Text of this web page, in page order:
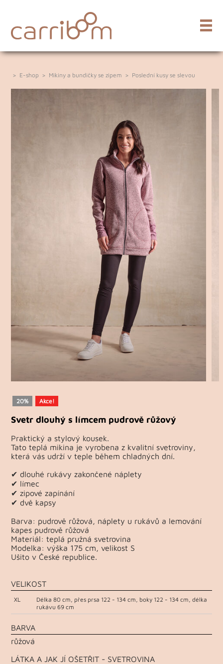
> E-shop > Mikiny a bundičky se zipem > Poslední kusy se slevou
20% Akce!
Svetr dlouhý s límcem pudrově růžový
Praktický a stylový kousek.
Tato teplá mikina je vyrobena z kvalitní svetroviny,
která vás udrží v teple během chladných dní.
✔ dlouhé rukávy zakončené náplety
✔ límec
✔ zipové zapínání
✔ dvě kapsy
Barva: pudrově růžová, náplety u rukávů a lemování
kapes pudrově růžová
Materiál: teplá pružná svetrovina
Modelka: výška 175 cm, velikost S
Ušito v České republice.
VELIKOST
XL
Délka 80 cm, přes prsa 122 - 134 cm, boky 122 - 134 cm, délka
rukávu 69 cm
BARVA
růžová
LÁTKA A JAK JÍ OŠETŘIT - SVETROVINA